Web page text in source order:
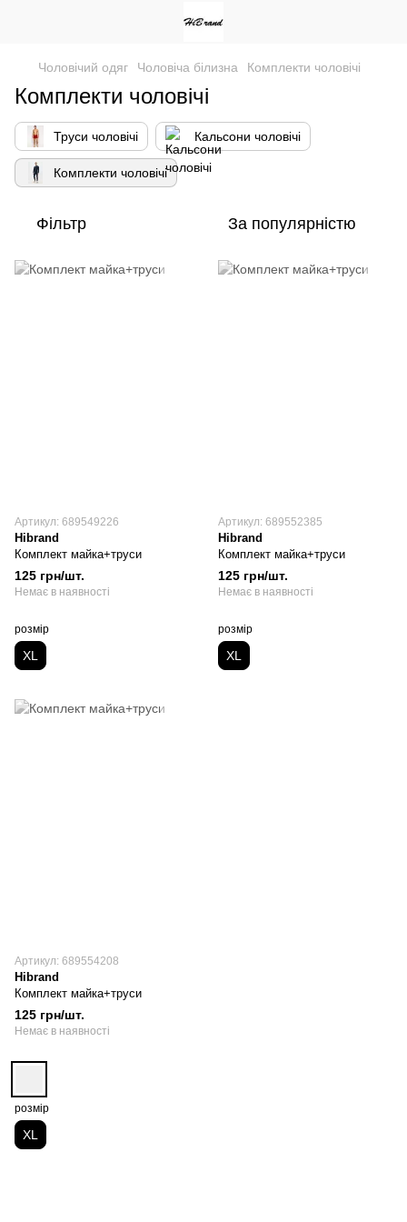
Чоловічий одяг Чоловіча білизна Комплекти чоловічі
Комплекти чоловічі
Труси чоловічі Кальсони чоловічі
Комплекти чоловічі
Фільтр За популярністю
Артикул: 689549226
Hibrand
Комплект майка+труси
125 грн/шт.
Немає в наявності
розмір
XL
Артикул: 689552385
Hibrand
Комплект майка+труси
125 грн/шт.
Немає в наявності
розмір
XL
Артикул: 689554208
Hibrand
Комплект майка+труси
125 грн/шт.
Немає в наявності
розмір
XL